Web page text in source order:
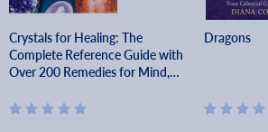
Crystals for Healing: The
Complete Reference Guide with
Over 200 Remedies for Mind,
Dragons